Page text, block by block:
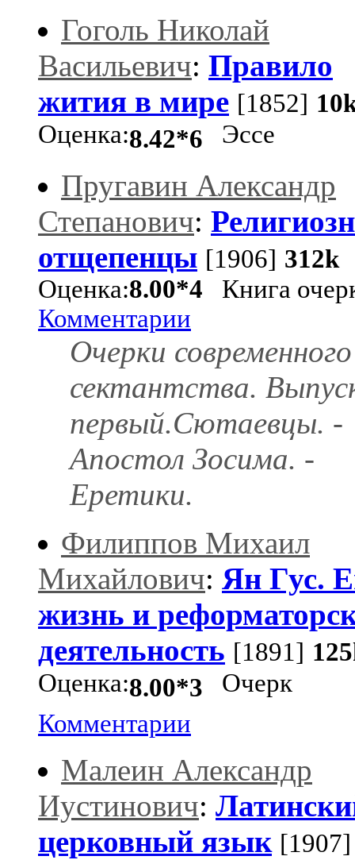
Гоголь Николай
Васильевич: Правило
жития в мире [1852]
Оценка:8.42*6
Эссе
Пругавин Александр
Степанович:
отщепенцы [1906] 312k
Оценка:8.00*4 Книга
Комментарии
Очерки современного
сектантства.
первый.Сютаевцы. -
Апостол Зосима. -
Еретики.
Филиппов Михаил
Михайлович: Ян Гус.
жизнь и
деятельность [1891]
Оценка:8.00*3 Очерк
Комментарии
Малеин Александр
Иустинович:
церковный язык [1907]